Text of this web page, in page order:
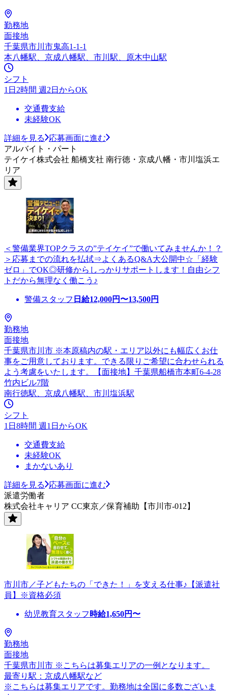
勤務地
面接地
千葉県市川市鬼高1-1-1
本八幡駅、京成八幡駅、市川駅、原木中山駅
シフト
1日2時間 週2日からOK
交通費支給
未経験OK
詳細を見る
応募画面に進む
アルバイト・パート
テイケイ株式会社 船橋支社 南行徳・京成八幡・市川塩浜エ
リア
＜警備業界TOPクラスの”テイケイ”で働いてみませんか！？
＞応募までの流れを払拭⇒よくあるQ&A大公開中☆「経験
ゼロ」でOK◎研修からしっかりサポートします！自由シフ
トだから無理なく働こう♪
警備スタッフ 日給12,000円〜13,500円
勤務地
面接地
千葉県市川市 ※本原稿内の駅・エリア以外にも幅広くお仕
事をご用意しております。できる限りご希望に合わせられる
よう考慮をいたします。【面接地】千葉県船橋市本町6-4-28
竹内ビル7階
南行徳駅、京成八幡駅、市川塩浜駅
シフト
1日8時間 週1日からOK
交通費支給
未経験OK
まかないあり
詳細を見る
応募画面に進む
派遣労働者
株式会社キャリア CC東京／保育補助【市川市-012】
市川市／子どもたちの「できた！」を支える仕事♪【派遣社
員】※資格必須
幼児教育スタッフ 時給1,650円〜
勤務地
面接地
千葉県市川市 ※こちらは募集エリアの一例となります。
最寄り駅：京成八幡駅など
※こちらは募集エリアです。勤務地は全国に多数ございま